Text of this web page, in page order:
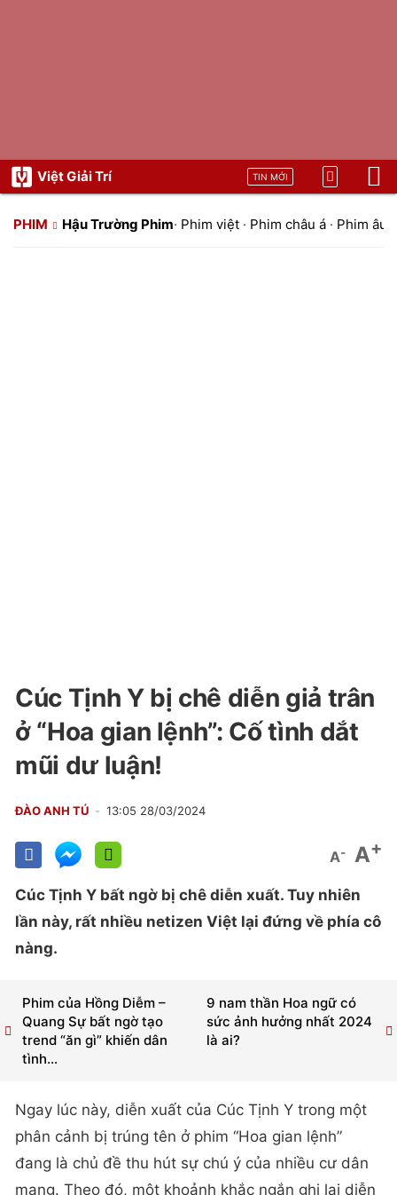
Việt Giải Trí TIN MỚI
PHIM Hậu Trường Phim· Phim việt · Phim châu á · Phim âu
Cúc Tịnh Y bị chê diễn giả trân
ở “Hoa gian lệnh”: Cố tình dắt
mũi dư luận!
ĐÀO ANH TÚ 13:05 28/03/2024
A- A+
Cúc Tịnh Y bất ngờ bị chê diễn xuất. Tuy nhiên
lần này, rất nhiều netizen Việt lại đứng về phía cô
nàng.
9 nam thần Hoa ngữ có
sức ảnh hưởng nhất 2024
là ai?
Phim của Hồng Diễm –
Quang Sự bất ngờ tạo
trend “ăn gì” khiến dân
tình...
Ngay lúc này, diễn xuất của Cúc Tịnh Y trong một
phân cảnh bị trúng tên ở phim “Hoa gian lệnh”
đang là chủ đề thu hút sự chú ý của nhiều cư dân
mạng. Theo đó, một khoảnh khắc ngắn ghi lại diễn